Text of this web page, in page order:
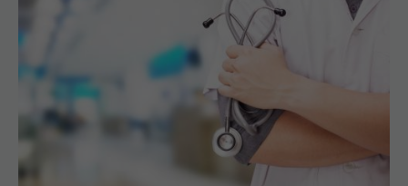
Pas important pentru medicina românească.
Miercurea-Ciuc, rețea internațională de oncologie
alături de mari rețele europene